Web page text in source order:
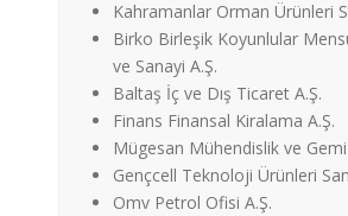
Kahramanlar Orman Ürünleri
Birko Birleşik Koyunlular
ve Sanayi A.Ş.
Baltaş İç ve Dış Ticaret A.Ş.
Finans Finansal Kiralama A.Ş.
Mügesan Mühendislik ve Gemi
Gençcell Teknoloji Ürünleri
Omv Petrol Ofisi A.Ş.